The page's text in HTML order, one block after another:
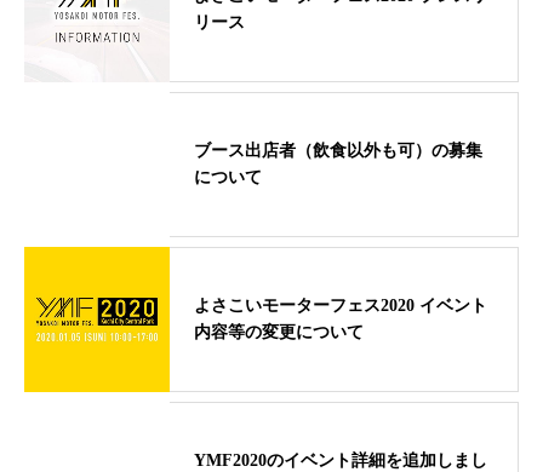
リース
ブース出店者（飲食以外も可）の募集
について
よさこいモーターフェス2020 イベント
内容等の変更について
YMF2020のイベント詳細を追加しまし